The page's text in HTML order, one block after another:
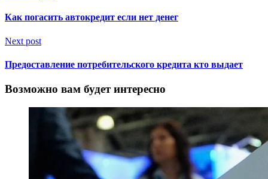
Как погасить автокредит если нет денег
Next post
Предоставление потребительского кредита кто выдает
Возможно вам будет интересно